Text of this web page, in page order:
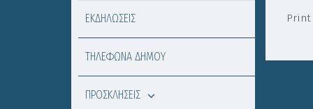
Print
ΕΚΔΗΛΩΣΕΙΣ
ΤΗΛΕΦΩΝΑ ΔΗΜΟΥ
ΠΡΟΣΚΛΗΣΕΙΣ